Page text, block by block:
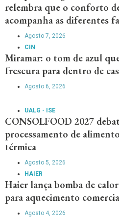
relembra que o conforto
acompanha as diferentes
Agosto 7, 2026
CIN
Miramar: o tom de azul
frescura para dentro de
Agosto 6, 2026
UALG - ISE
CONSOLFOOD 2027
processamento de
térmica
Agosto 5, 2026
HAIER
Haier lança bomba de
para aquecimento
Agosto 4, 2026